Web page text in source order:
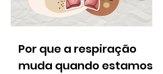
Por que a respiração
muda quando estamos